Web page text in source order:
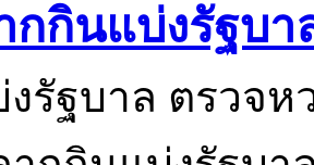
กกินแบ่งรัฐบา
รัฐบาล ตรวจ